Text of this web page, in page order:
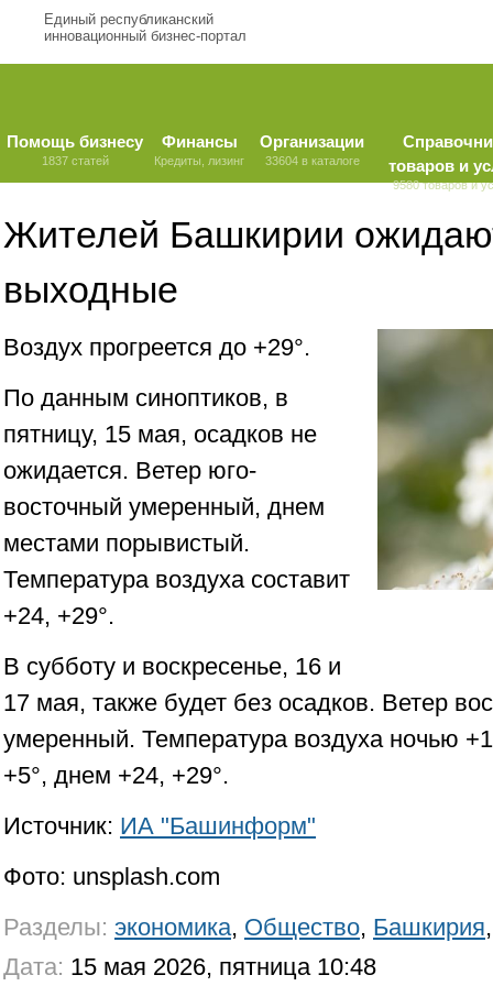
Единый республиканский
инновационный бизнес-портал
Помощь бизнесу
1837 статей
Финансы
Кредиты, лизинг
Организации
33604 в каталоге
товаров и
9580 товаров и
Жителей Башкирии
выходные
Воздух прогреется до +29°.
По данным синоптиков, в
пятницу, 15 мая, осадков не
ожидается. Ветер юго-
восточный умеренный, днем
местами порывистый.
Температура воздуха составит
+24, +29°.
В субботу и воскресенье, 16 и
17 мая, также будет без осадков. Ветер
умеренный. Температура воздуха ночью
+5°, днем +24, +29°.
Источник: ИА "Башинформ"
Фото: unsplash.com
Разделы: экономика, Общество, Башкирия
Дата: 15 мая 2026, пятница 10:48